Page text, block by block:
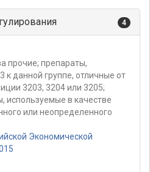
4
прочие; препараты,
к данной группе, отличные от
3203, 3204 или 3205;
используемые в качестве
или неопределенного
Экономической